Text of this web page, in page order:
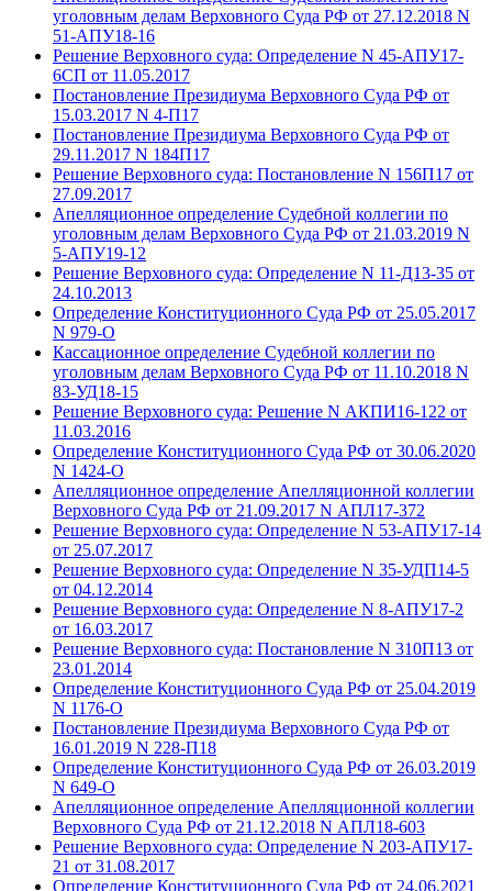
уголовным делам Верховного Суда РФ от 27.12.2018 N
51-АПУ18-16
Решение Верховного суда: Определение N 45-АПУ17-
6СП от 11.05.2017
Постановление Президиума Верховного Суда РФ от
15.03.2017 N 4-П17
Постановление Президиума Верховного Суда РФ от
29.11.2017 N 184П17
Решение Верховного суда: Постановление N 156П17 от
27.09.2017
Апелляционное определение Судебной коллегии по
уголовным делам Верховного Суда РФ от 21.03.2019 N
5-АПУ19-12
Решение Верховного суда: Определение N 11-Д13-35 от
24.10.2013
Определение Конституционного Суда РФ от 25.05.2017
N 979-О
Кассационное определение Судебной коллегии по
уголовным делам Верховного Суда РФ от 11.10.2018 N
83-УД18-15
Решение Верховного суда: Решение N АКПИ16-122 от
11.03.2016
Определение Конституционного Суда РФ от 30.06.2020
N 1424-О
Апелляционное определение Апелляционной коллегии
Верховного Суда РФ от 21.09.2017 N АПЛ17-372
Решение Верховного суда: Определение N 53-АПУ17-14
от 25.07.2017
Решение Верховного суда: Определение N 35-УДП14-5
от 04.12.2014
Решение Верховного суда: Определение N 8-АПУ17-2
от 16.03.2017
Решение Верховного суда: Постановление N 310П13 от
23.01.2014
Определение Конституционного Суда РФ от 25.04.2019
N 1176-О
Постановление Президиума Верховного Суда РФ от
16.01.2019 N 228-П18
Определение Конституционного Суда РФ от 26.03.2019
N 649-О
Апелляционное определение Апелляционной коллегии
Верховного Суда РФ от 21.12.2018 N АПЛ18-603
Решение Верховного суда: Определение N 203-АПУ17-
21 от 31.08.2017
Определение Конституционного Суда РФ от 24.06.2021